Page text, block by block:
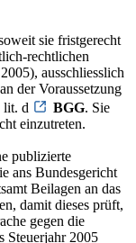
sie fristgerecht
rechtlichen
ausschliesslich
der Voraussetzung
lit. d
BGG. Sie
einzutreten.
publizierte
ans Bundesgericht
Beilagen an das
damit dieses prüft,
gegen die
Steuerjahr 2005